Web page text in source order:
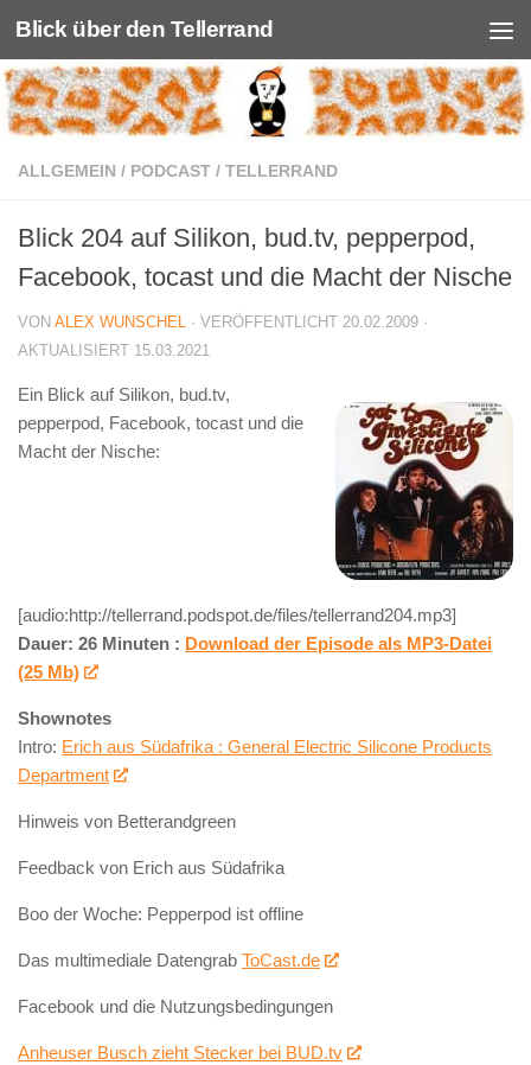
Unter dem Inhalt
Blick über den Tellerrand
ALLGEMEIN / PODCAST / TELLERRAND
Blick 204 auf Silikon, bud.tv, pepperpod,
Facebook, tocast und die Macht der Nische
VON ALEX WUNSCHEL · VERÖFFENTLICHT 20.02.2009 ·
AKTUALISIERT 15.03.2021
Ein Blick auf Silikon, bud.tv,
pepperpod, Facebook, tocast und die
Macht der Nische:
[audio:http://tellerrand.podspot.de/files/tellerrand204.mp3]
Dauer: 26 Minuten : Download der Episode als MP3-Datei
(25 Mb)
Shownotes
Intro: Erich aus Südafrika : General Electric Silicone Products
Department
Hinweis von Betterandgreen
Feedback von Erich aus Südafrika
Boo der Woche: Pepperpod ist offline
Das multimediale Datengrab ToCast.de
Facebook und die Nutzungsbedingungen
Anheuser Busch zieht Stecker bei BUD.tv